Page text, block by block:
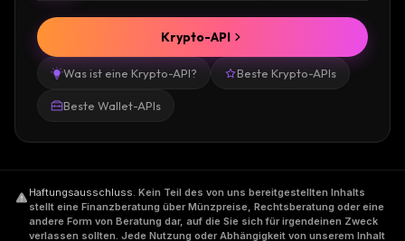
Was ist eine Krypto-API? Beste Krypto-APIs
Beste Wallet-APIs
Krypto-API
Haftungsausschluss. Kein Teil des von uns bereitgestellten Inhalts
stellt eine Finanzberatung über Münzpreise, Rechtsberatung oder eine
andere Form von Beratung dar, auf die Sie sich für irgendeinen Zweck
verlassen sollten. Jede Nutzung oder Abhängigkeit von unserem Inhalt